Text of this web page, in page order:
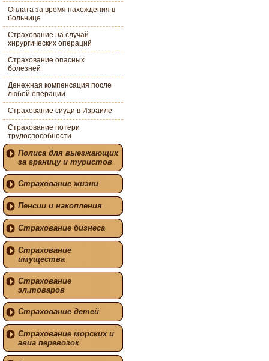
Оплата за время нахождения в
больнице
Страхование на случай
хирургических операций
Страхование опасных
болезней
Денежная компенсация после
любой операции
Страхование сиуди в Израиле
Страхование потери
трудоспособности
Полиса для выезжающих
за границу и туристов
Страхование жизни
Пенсии и накопления
Страхование бизнеса
Страхование
имущества
Страхование
эл.товаров
Страхование детей
Страхование морских и
авиа перевозок